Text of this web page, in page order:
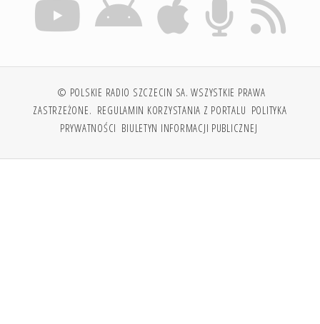
© POLSKIE RADIO SZCZECIN SA. WSZYSTKIE PRAWA
ZASTRZEŻONE. REGULAMIN KORZYSTANIA Z PORTALU POLITYKA
PRYWATNOŚCI BIULETYN INFORMACJI PUBLICZNEJ